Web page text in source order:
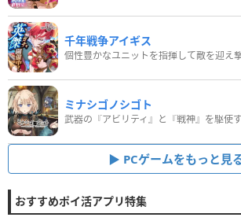
千年戦争アイギス
個性豊かなユニットを指揮して敵を迎え
ミナシゴノシゴト
PCゲームをもっと見
おすすめポイ活アプリ特集